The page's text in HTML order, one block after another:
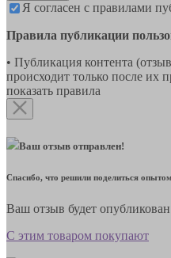
Я согласен с правилами
Правила публикации
• Публикация контента
происходит только после их
показать правила
Ваш отзыв отправлен!
Спасибо, что решили поделиться
Ваш отзыв будет
С этим товаром покупают